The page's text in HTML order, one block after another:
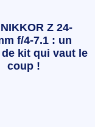
Z 24-
f/4-7.1 : un
kit qui vaut le
coup !